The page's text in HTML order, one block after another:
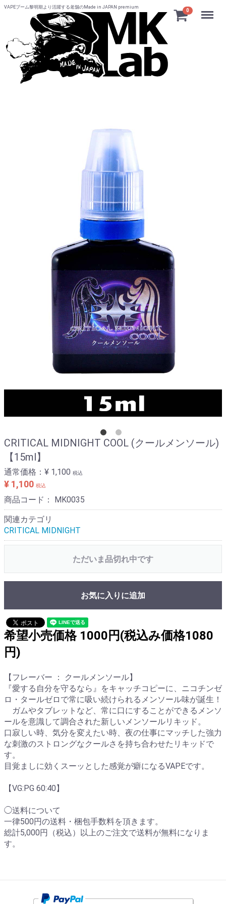
VAPEブーム黎明期より活躍する老舗のMade in JAPAN premium
0 Menu
CRITICAL MIDNIGHT COOL (クールメンソール)
【15ml】
通常価格： ¥ 1,100 税込
¥ 1,100 税込
商品コード： MK0035
関連カテゴリ
CRITICAL MIDNIGHT
ただいま品切れ中です
お気に入りに追加
希望小売価格 1000円(税込み価格1080
円)
【フレーバー ： クールメンソール】
『愛する自分を守るなら』をキャッチコピーに、ニコチンゼ
ロ・タールゼロで常に吸い続けられるメンソール味が誕生！
ガムやタブレットなど、常に口にすることができるメンソ
ールを意識して調合された新しいメンソールリキッド。
口寂しい時、気分を変えたい時、夜の仕事にマッチした強力
な刺激のストロングなクールさを持ち合わせたリキッドで
す。
目覚ましに効くスーッとした感覚が癖になるVAPEです。
【VG:PG 60:40】
◯送料について
一律500円の送料・梱包手数料を頂きます。
総計5,000円（税込）以上のご注文で送料が無料になりま
す。